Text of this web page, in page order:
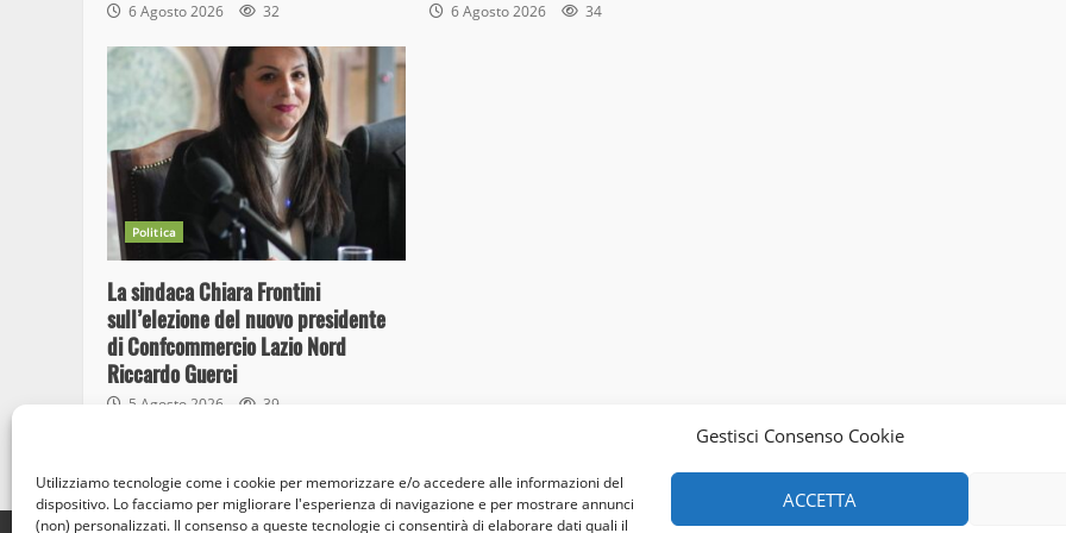
Gestisci Consenso Cookie
Utilizziamo tecnologie come i cookie per memorizzare e/o accedere alle informazioni del
dispositivo. Lo facciamo per migliorare l'esperienza di navigazione e per mostrare annunci
(non) personalizzati. Il consenso a queste tecnologie ci consentirà di elaborare dati quali il
ACCETTA
6 Agosto 2026 32 6 Agosto 2026 34
Politica
La sindaca Chiara Frontini
sull’elezione del nuovo presidente
di Confcommercio Lazio Nord
Riccardo Guerci
5 Agosto 2026 39